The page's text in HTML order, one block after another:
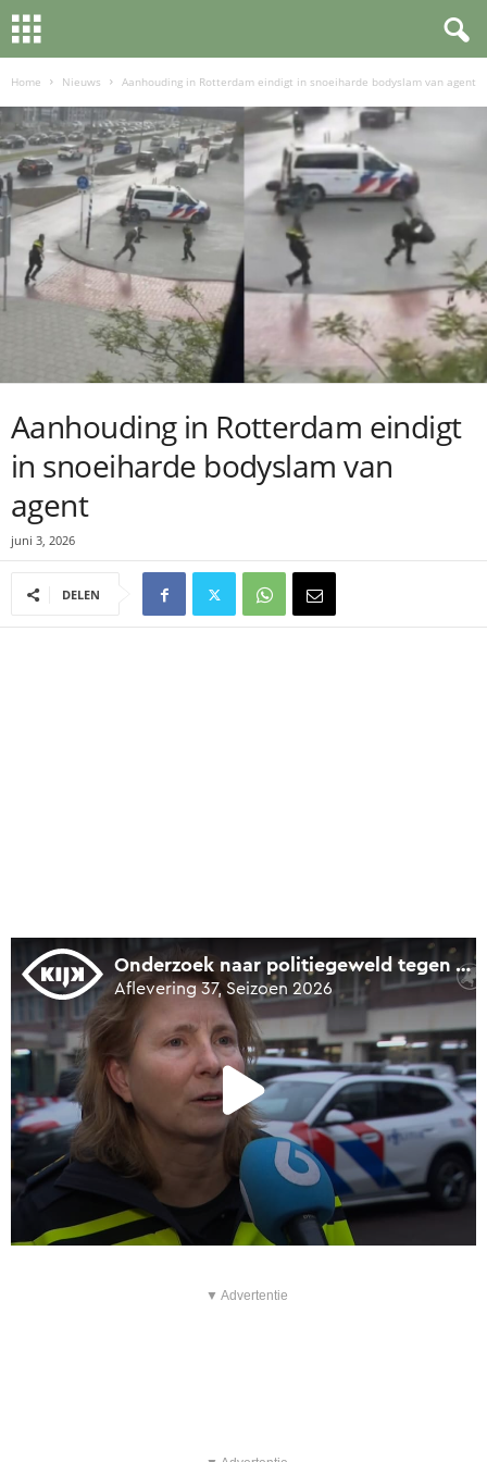
Home Nieuws Aanhouding in Rotterdam eindigt in snoeiharde bodyslam van agent
Aanhouding in Rotterdam eindigt
in snoeiharde bodyslam van
agent
juni 3, 2026
DELEN
▼ Advertentie